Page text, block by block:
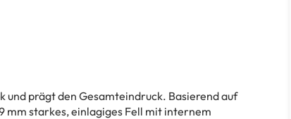
und prägt den Gesamteindruck. Basierend auf
mm starkes, einlagiges Fell mit internem